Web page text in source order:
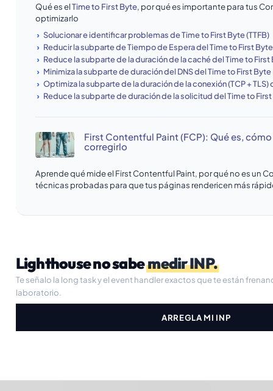
Qué es elTime to First Byte, por qué es importante para tus
optimizarlo
Solucionar e identificar problemas de Time to First Byte (TTFB)
Reducir la subparte de Tiempo de Espera del Time to First Byte
Reduce la subparte de la duración de la caché del Time to First
Minimiza la subparte de duración del DNS del Time to First Byte
Optimiza la subparte de la duración de la conexión (TCP + TLS)
Reduce la subparte de duración de la solicitud del Time to
First Contentful Paint (FCP): Qué es,
corregirlo
Aprende qué mide el First Contentful Paint, por qué no es un
técnicas probadas para que tus páginas rendericen más
Lighthouse no sabemedir INP.
Te señalo la long task y el event handler exactos que te están
laboratorio.
ARREGLA MI INP